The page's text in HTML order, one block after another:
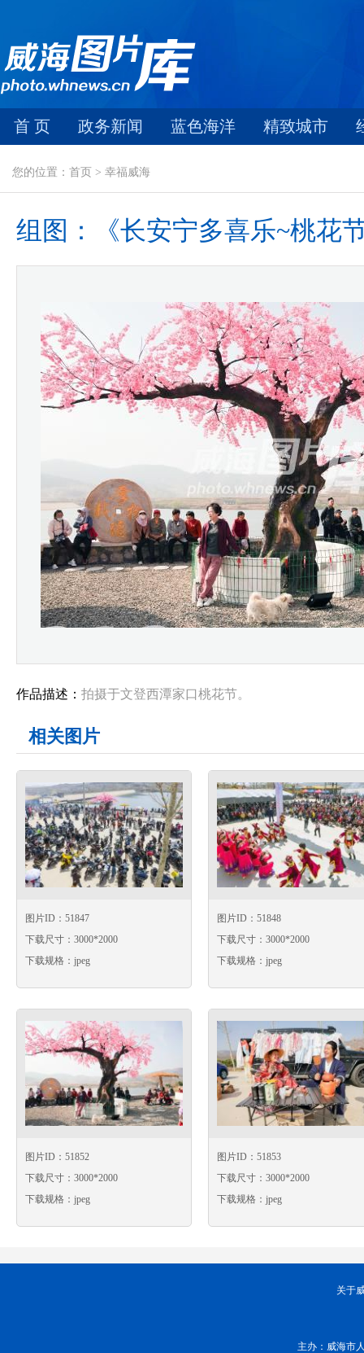
首 页 政务新闻 蓝色海洋 精致城市
您的位置：首页 > 幸福威海
组图：《长安宁多喜乐~桃花
作品描述： 拍摄于文登西潭家口桃花节。
相关图片
图片ID：51847
下载尺寸：3000*2000
下载规格：jpeg
图片ID：51848
下载尺寸：3000*2000
下载规格：jpeg
图片ID：51852
下载尺寸：3000*2000
下载规格：jpeg
图片ID：51853
下载尺寸：3000*2000
下载规格：jpeg
关于
主办：威海市